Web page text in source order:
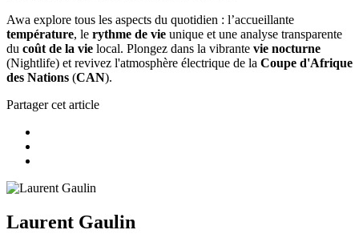
Awa explore tous les aspects du quotidien : l’accueillante
température, le rythme de vie unique et une analyse transparente
du coût de la vie local. Plongez dans la vibrante vie nocturne
(Nightlife) et revivez l'atmosphère électrique de la Coupe d'Afrique
des Nations (CAN).
Partager cet article
Laurent Gaulin